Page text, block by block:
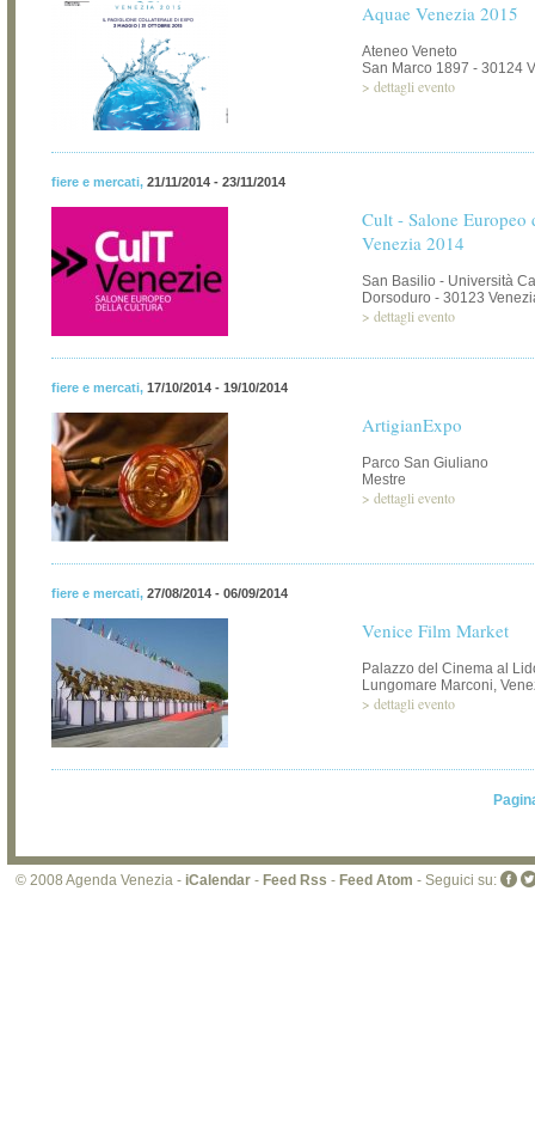
Aquae Venezia 2015
Ateneo Veneto
San Marco 1897 - 30124
> dettagli evento
fiere e mercati, 21/11/2014 - 23/11/2014
Cult - Salone Europeo
Venezia 2014
San Basilio - Università
Dorsoduro - 30123
> dettagli evento
fiere e mercati, 17/10/2014 - 19/10/2014
ArtigianExpo
Parco San Giuliano
Mestre
> dettagli evento
fiere e mercati, 27/08/2014 - 06/09/2014
Venice Film Market
Palazzo del Cinema al
Lungomare Marconi,
> dettagli evento
© 2008 Agenda Venezia - iCalendar - Feed Rss - Feed Atom - Seguici su: